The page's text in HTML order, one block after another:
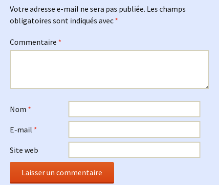
Votre adresse e-mail ne sera pas publiée. Les champs
obligatoires sont indiqués avec *
Commentaire *
Nom *
E-mail *
Site web